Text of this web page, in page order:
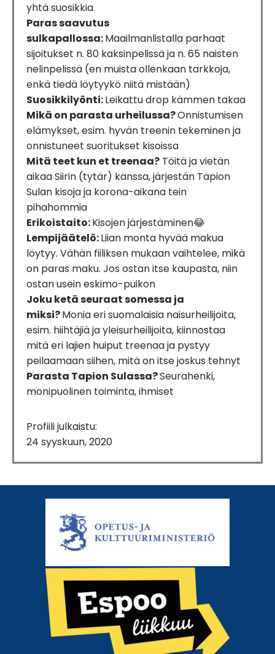
yhtä suosikkia
Paras saavutus
sulkapallossa:Maailmanlistalla parhaat
sijoitukset n. 80 kaksinpelissä ja n. 65 naisten
nelinpelissä (en muista ollenkaan tarkkoja,
enkä tiedä löytyykö niitä mistään)
Suosikkilyönti:Leikattu drop kämmen takaa
Mikä on parasta urheilussa?Onnistumisen
elämykset, esim. hyvän treenin tekeminen ja
onnistuneet suoritukset kisoissa
Mitä teet kun et treenaa? Töitä ja vietän
aikaa Siirin (tytär) kanssa, järjestän Tapion
Sulan kisoja ja korona-aikana tein
pihahommia
Erikoistaito:Kisojen järjestäminen😂
Lempijäätelö:Liian monta hyvää makua
löytyy. Vähän fiiliksen mukaan vaihtelee, mikä
on paras maku. Jos ostan itse kaupasta, niin
ostan usein eskimo-puikon
Joku ketä seuraat somessa ja
miksi?Monia eri suomalaisia naisurheilijoita,
esim. hiihtäjiä ja yleisurheilijoita, kiinnostaa
mitä eri lajien huiput treenaa ja pystyy
peilaamaan siihen, mitä on itse joskus tehnyt
Parasta Tapion Sulassa?Seurahenki,
monipuolinen toiminta, ihmiset
Profiili julkaistu:
24 syyskuun, 2020